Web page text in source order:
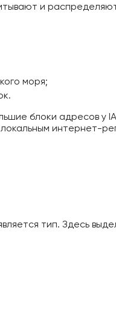
и
моря;
блоки адресов у
интернет-
тип. Здесь